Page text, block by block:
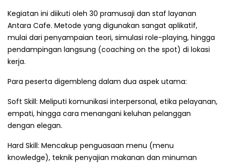
Kegiatan ini diikuti oleh 30 pramusaji dan staf layanan
Antara Cafe. Metode yang digunakan sangat aplikatif,
mulai dari penyampaian teori, simulasi role-playing, hingga
pendampingan langsung (coaching on the spot) di lokasi
kerja.
Para peserta digembleng dalam dua aspek utama:
Soft Skill: Meliputi komunikasi interpersonal, etika pelayanan,
empati, hingga cara menangani keluhan pelanggan
dengan elegan.
Hard Skill: Mencakup penguasaan menu (menu
knowledge), teknik penyajian makanan dan minuman